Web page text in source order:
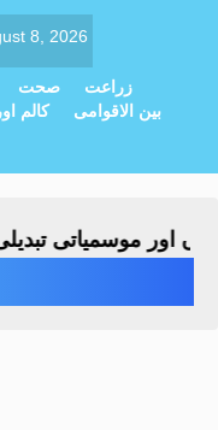
8, 2026
صحت
زراعت
کالم
بین الاقوامی
اور موسمیاتی تبدیلی